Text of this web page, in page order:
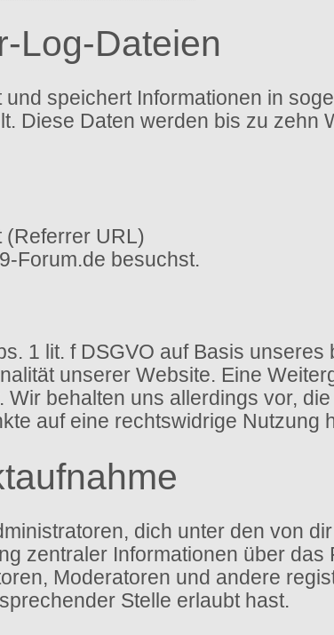
Log-Dateien
speichert Informationen in
Diese Daten werden bis zu zehn
(Referrer URL)
Forum.de besuchst.
1 lit. f DSGVO auf Basis
unserer Website. Eine
behalten uns allerdings vor,
auf eine rechtswidrige Nutzung
dich unter den von
zentraler Informationen über
Moderatoren und andere
Stelle erlaubt hast.